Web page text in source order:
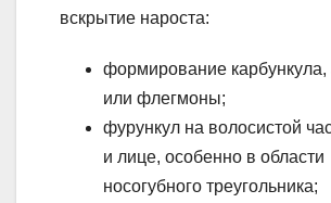
вскрытие нароста:
формирование карбункула,
или флегмоны;
фурункул на волосистой
и лице, особенно в области
носогубного треугольника;